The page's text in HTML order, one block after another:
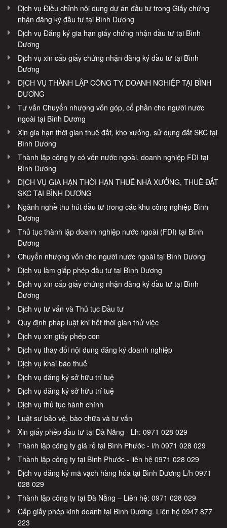
Dịch vụ Điều chỉnh nội dung dự án đầu tư trong Giấy chứng
nhận đăng ký đầu tư tại Bình Dương
Dịch vụ Đăng ký gia hạn giấy chứng nhận đầu tư tại Bình
Dương
Dịch vụ xin cấp giấy chứng nhận đăng ký đầu tư tại Bình
Dương
DỊCH VỤ THÀNH LẬP CÔNG TY, DOANH NGHIỆP TẠI BÌNH
DƯƠNG
Tư vấn Chuyển nhượng vốn góp, cổ phần cho người nước
ngoài tại Bình Dương
Xin gia hạn thời gian thuê đất, kho xưởng, sử dụng đất SKC tại
Bình Dương
Thành lập công ty có vốn nước ngoài, doanh nghiệp FDI tại
Bình Dương
DỊCH VỤ GIA HẠN THỜI HẠN THUÊ NHÀ XƯỞNG, THUÊ ĐẤT
SKC TẠI BÌNH DƯƠNG
Ngành nghề thu hút đầu tư trong các khu công nghiệp Bình
Dương
Thủ tục thành lập doanh nghiệp nước ngoài (FDI) tại Bình
Dương
Chuyển nhượng vốn cho người nước ngoài tại Bình Dương
Dịch vụ làm giấp phép đầu tư tại Bình Dương
Dịch vụ xin cấp giấy chứng nhận đăng ký đầu tư tại Bình
Dương
Dịch vụ tư vấn và Thủ tục Đầu tư
Quy định pháp luật khi hết thời gian thử việc
Dịch vụ xin giấy phép con
Dịch vụ thay đổi nội dung đăng ký doanh nghiệp
Dịch vụ khai báo thuế
Dịch vụ đăng ký sở hữu trí tuệ
Dịch vụ đăng ký sở hữu trí tuệ
Dịch vụ thủ tục hành chính
Luật sư bảo vệ, bào chữa và tư vấn
Xin giấy phép đầu tư tại Đà Nẵng - Lh: 0971 028 029
Thành lập công ty giá rẻ tại Bình Phước - l/h 0971 028 029
Thành lập công ty tại Bình Phước - liên hệ 0971 028 029
Dịch vụ đăng ký mã vạch hàng hóa tại Bình Dương L/h 0971
028 029
Thành lập công ty tại Đà Nẵng – Liên hệ: 0971 028 029
Cấp giấy phép kinh doanh tại Bình Dương. Liên hệ 0947 877
223